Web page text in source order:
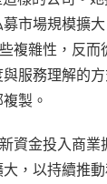
市場規模擴
複雜性，反而
服務理解的
製。
資金投入商業
，以持續推